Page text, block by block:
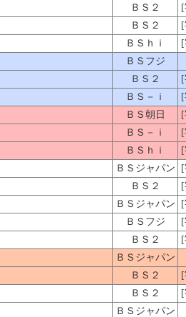
ＢＳ２
ＢＳ２
ＢＳｈｉ
ＢＳフジ
ＢＳ２
ＢＳ－ｉ
ＢＳ朝日
ＢＳ－ｉ
ＢＳｈｉ
ＢＳジャパン
ＢＳ２
ＢＳジャパン
ＢＳフジ
ＢＳ２
ＢＳジャパン
ＢＳ２
ＢＳ２
ＢＳジャパン